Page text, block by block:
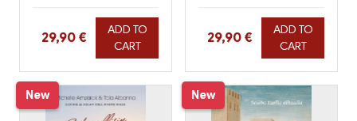
Hinta nyt
29,90 €
ADD TO
CART
Hinta nyt
29,90 €
ADD TO
CART
New New